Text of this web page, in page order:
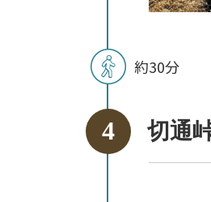
約30分
切通